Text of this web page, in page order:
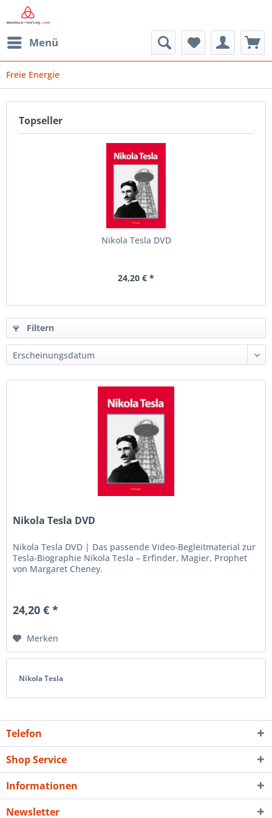
Menü
Freie Energie
Topseller
Nikola Tesla DVD
24,20 € *
Filtern
Nikola Tesla DVD
Nikola Tesla DVD | Das passende Video-Begleitmaterial zur
Tesla-Biographie Nikola Tesla – Erfinder, Magier, Prophet
von Margaret Cheney.
24,20 € *
Merken
Nikola Tesla
Telefon
Shop Service
Informationen
Newsletter